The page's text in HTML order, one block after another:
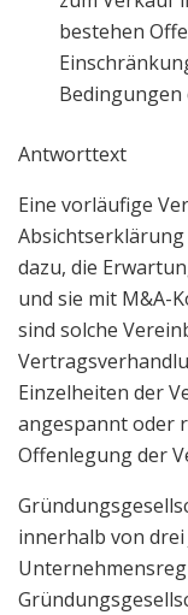
bestehen
Bedingungen
Antworttext
Eine vorläufige
dazu, die
und sie mit M&A-
sind solche
Einzelheiten der
angespannt oder
Offenlegung der
innerhalb von